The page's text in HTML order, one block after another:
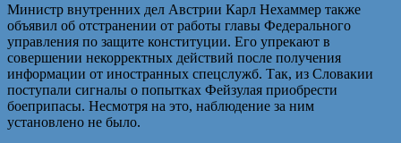
Министр внутренних дел Австрии Карл Нехаммер также
объявил об отстранении от работы главы Федерального
управления по защите конституции. Его упрекают в
совершении некорректных действий после получения
информации от иностранных спецслужб. Так, из Словакии
поступали сигналы о попытках Фейзулая приобрести
боеприпасы. Несмотря на это, наблюдение за ним
установлено не было.